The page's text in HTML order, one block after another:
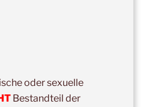
5h Kuscheln
oder sexuelle
Bestandteil der